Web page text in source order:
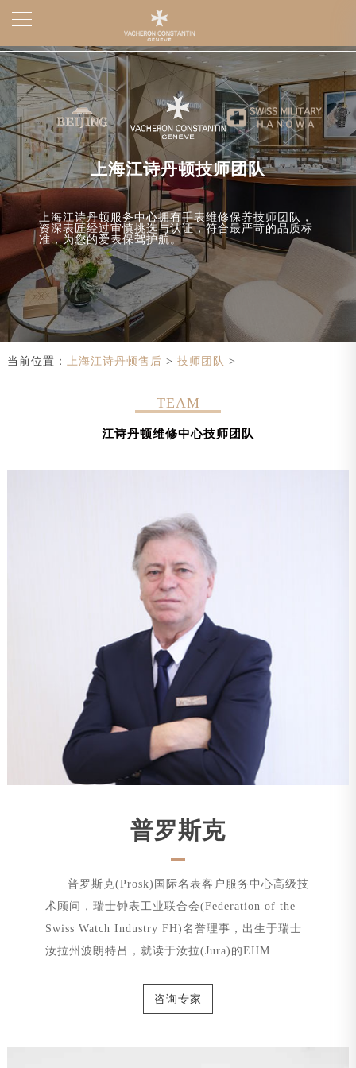
上海江诗丹顿技师团队
上海江诗丹顿服务中心拥有手表维修保养技师团队，
资深表匠经过审慎挑选与认证，符合最严苛的品质标
准，为您的爱表保驾护航。
当前位置： 上海江诗丹顿售后 > 技师团队 >
TEAM
江诗丹顿维修中心技师团队
普罗斯克
普罗斯克(Prosk)国际名表客户服务中心高级技
术顾问，瑞士钟表工业联合会(Federation of the
Swiss Watch Industry FH)名誉理事，出生于瑞士
汝拉州波朗特吕，就读于汝拉(Jura)的EHM...
咨询专家